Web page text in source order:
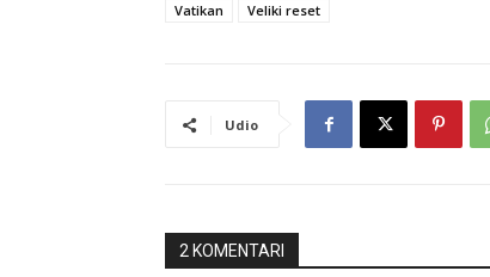
Vatikan
Veliki reset
Udio
2 KOMENTARI